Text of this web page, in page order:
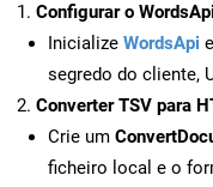
Configurar o
Inicialize WordsApi e
segredo do cliente,
Converter TSV para
Crie um
ficheiro local e o